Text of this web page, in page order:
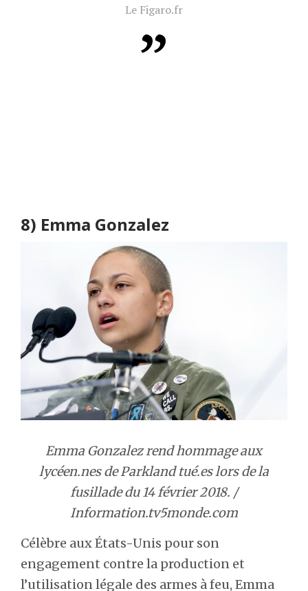
Le Figaro.fr
8) Emma Gonzalez
Emma Gonzalez rend hommage aux
lycéen.nes de Parkland tué.es lors de la
fusillade du 14 février 2018. /
Information.tv5monde.com
Célèbre aux États-Unis pour son
engagement contre la production et
l’utilisation légale des armes à feu, Emma